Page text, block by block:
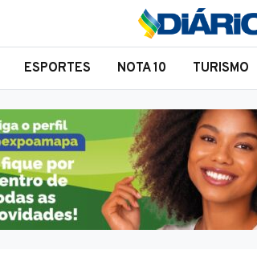
ESPORTES NOTA 10 TURISMO